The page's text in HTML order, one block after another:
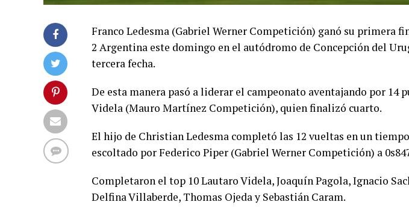
Franco Ledesma (Gabriel Werner Competición) ganó su primera
2 Argentina este domingo en el autódromo de Concepción del
tercera fecha.
De esta manera pasó a liderar el campeonato aventajando por 14
Videla (Mauro Martínez Competición), quien finalizó cuarto.
El hijo de Christian Ledesma completó las 12 vueltas en un tiempo
escoltado por Federico Piper (Gabriel Werner Competición) a
Completaron el top 10 Lautaro Videla, Joaquín Pagola, Ignacio
Delfina Villaberde, Thomas Ojeda y Sebastián Caram.